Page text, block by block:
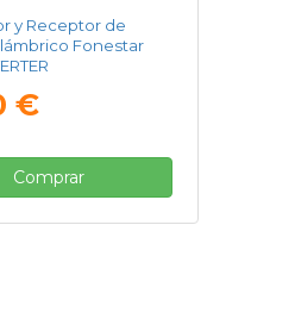
y Receptor de
Fonestar
€
Comprar